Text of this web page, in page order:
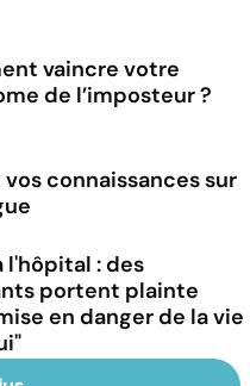
vaincre votre
de l’imposteur ?
vos connaissances sur
l'hôpital : des
portent plainte
en danger de la vie